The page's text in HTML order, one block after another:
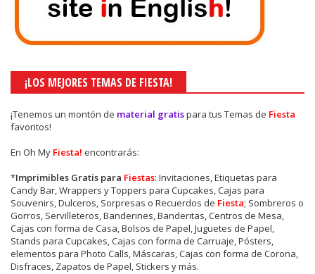
¡LOS MEJORES TEMAS DE FIESTA!
¡Tenemos un montón de material gratispara tus Temas de Fiesta
favoritos!
En Oh My Fiesta! encontrarás:
*Imprimibles Gratis para Fiestas: Invitaciones, Etiquetas para
Candy Bar, Wrappers y Toppers para Cupcakes, Cajas para
Souvenirs, Dulceros, Sorpresas o Recuerdos de Fiesta; Sombreros o
Gorros, Servilleteros, Banderines, Banderitas, Centros de Mesa,
Cajas con forma de Casa, Bolsos de Papel, Juguetes de Papel,
Stands para Cupcakes, Cajas con forma de Carruaje, Pósters,
elementos para Photo Calls, Máscaras, Cajas con forma de Corona,
Disfraces, Zapatos de Papel, Stickers y más.